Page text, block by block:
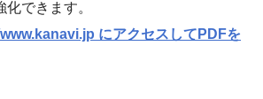
できます。
にアクセスしてPDFを